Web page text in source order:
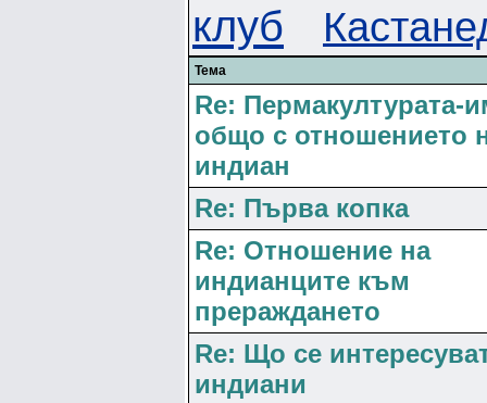
клуб
Тема
Re: Пермакултуратa-
общо с отношението
индиан
Re: Първа копка
Re: Отношение на
индианците към
прераждането
Re: Що се
индиани